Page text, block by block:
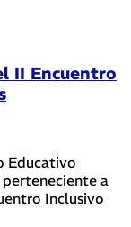
II Encuentro
Educativo
perteneciente a
Inclusivo